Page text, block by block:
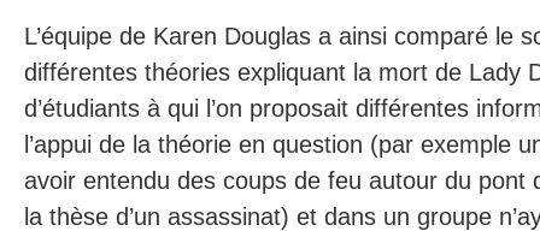
L’équipe de Karen Douglas a ainsi comparé le
différentes théories expliquant la mort de Lady
d’étudiants à qui l’on proposait différentes
l’appui de la théorie en question (par exemple
avoir entendu des coups de feu autour du pont
la thèse d’un assassinat) et dans un groupe